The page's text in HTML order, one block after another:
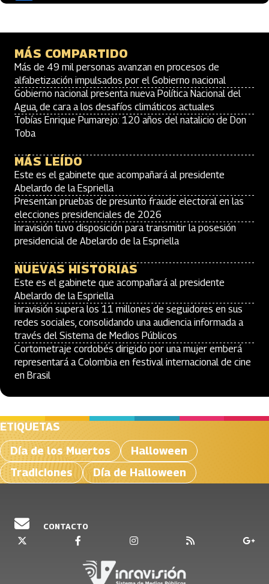
MÁS COMPARTIDO
Más de 49 mil personas avanzan en procesos de
alfabetización impulsados por el Gobierno nacional
Gobierno nacional presenta nueva Política Nacional del
Agua, de cara a los desafíos climáticos actuales
Tobías Enrique Pumarejo: 120 años del natalicio de Don
Toba
MÁS LEÍDO
Este es el gabinete que acompañará al presidente
Abelardo de la Espriella
Presentan pruebas de presunto fraude electoral en las
elecciones presidenciales de 2026
Inravisión tuvo disposición para transmitir la posesión
presidencial de Abelardo de la Espriella
NUEVAS HISTORIAS
Este es el gabinete que acompañará al presidente
Abelardo de la Espriella
Inravisión supera los 11 millones de seguidores en sus
redes sociales, consolidando una audiencia informada a
través del Sistema de Medios Públicos
Cortometraje cordobés dirigido por una mujer emberá
representará a Colombia en festival internacional de cine
en Brasil
ETIQUETAS
Día de los Muertos
Halloween
Tradiciones
Día de Halloween
CONTACTO